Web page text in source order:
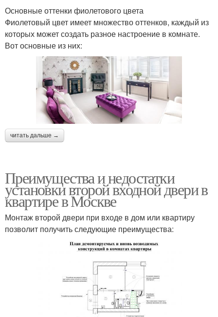
Основные оттенки фиолетового цвета
Фиолетовый цвет имеет множество оттенков, каждый из
которых может создать разное настроение в комнате.
Вот основные из них:
читать дальше →
Преимущества и недостатки
установки второй входной двери в
квартире в Москве
Монтаж второй двери при входе в дом или квартиру
позволит получить следующие преимущества: